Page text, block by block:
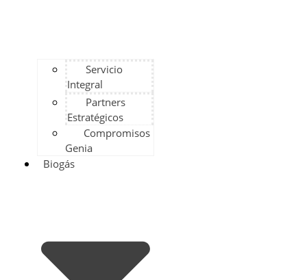
Servicio
Integral
Partners
Estratégicos
Compromisos
Genia
Biogás